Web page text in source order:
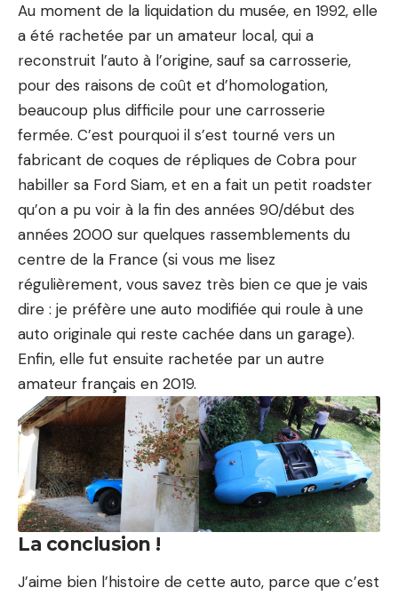
Au moment de la liquidation du musée, en 1992, elle
a été rachetée par un amateur local, qui a
reconstruit l’auto à l’origine, sauf sa carrosserie,
pour des raisons de coût et d’homologation,
beaucoup plus difficile pour une carrosserie
fermée. C’est pourquoi il s’est tourné vers un
fabricant de coques de répliques de Cobra pour
habiller sa Ford Siam, et en a fait un petit roadster
qu’on a pu voir à la fin des années 90/début des
années 2000 sur quelques rassemblements du
centre de la France (si vous me lisez
régulièrement, vous savez très bien ce que je vais
dire : je préfère une auto modifiée qui roule à une
auto originale qui reste cachée dans un garage).
Enfin, elle fut ensuite rachetée par un autre
amateur français en 2019.
La conclusion !
J’aime bien l’histoire de cette auto, parce que c’est